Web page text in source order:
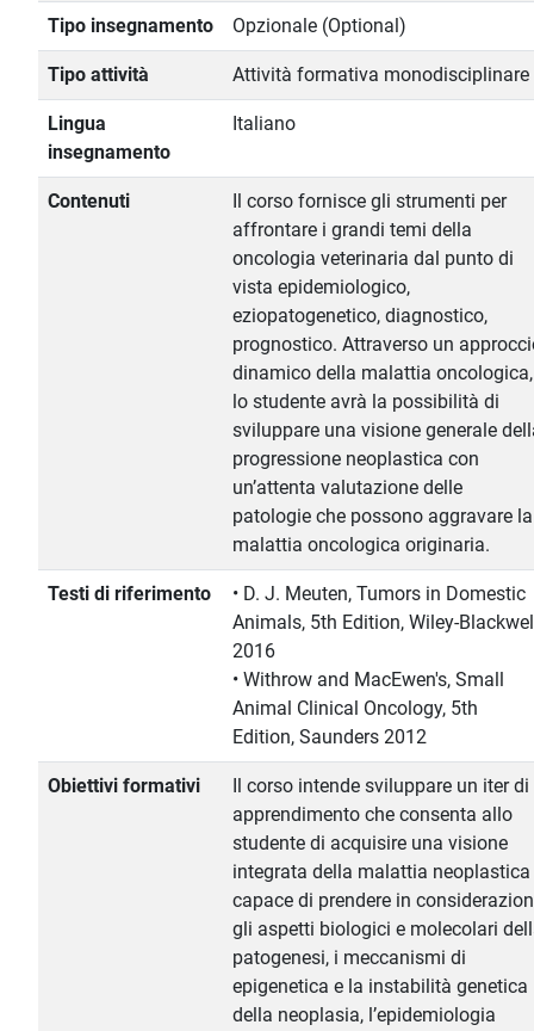
Tipo insegnamento Opzionale (Optional)
Tipo attività Attività formativa monodisciplinare
Lingua
insegnamento
Italiano
Contenuti
Il corso fornisce gli strumenti per
affrontare i grandi temi della
oncologia veterinaria dal punto di
vista epidemiologico,
eziopatogenetico, diagnostico,
prognostico. Attraverso un
dinamico della malattia oncologica,
lo studente avrà la possibilità di
sviluppare una visione generale
progressione neoplastica con
un’attenta valutazione delle
patologie che possono aggravare la
malattia oncologica originaria.
Testi di riferimento
• D. J. Meuten, Tumors in Domestic
Animals, 5th Edition, Wiley-
2016
• Withrow and MacEwen's, Small
Animal Clinical Oncology, 5th
Edition, Saunders 2012
Obiettivi formativi
Il corso intende sviluppare un iter di
apprendimento che consenta allo
studente di acquisire una visione
integrata della malattia neoplastica
capace di prendere in
gli aspetti biologici e molecolari
patogenesi, i meccanismi di
epigenetica e la instabilità genetica
della neoplasia, l’epidemiologia